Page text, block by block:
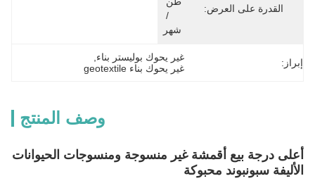
القدرة على العرض:
شهر
إبراز: غير يحوك بوليستر بناء
غير يحوك بناء geotextile
وصف المنتج
أعلى درجة بيع أقمشة غير منسوجة ومنسوجات الحيوانات
الأليفة سبونبوند محبوكة